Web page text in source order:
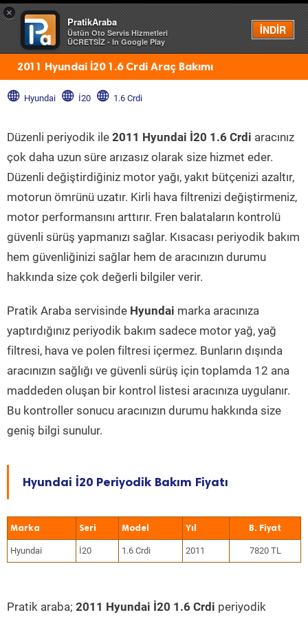
×
PratikAraba
Üstün Oto Servis Hizmetleri
ÜCRETSİZ - In Google Play
İNDİR
Menü
2011 Hyundai İ20 1.6 Crdi Araç Bakımı
Hyundai İ20 1.6 Crdi
Düzenli periyodik ile 2011 Hyundai İ20 1.6 Crdi aracınız
çok daha uzun süre arızasız olarak size hizmet eder.
Düzenli değiştirdiğiniz motor yağı, yakıt bütçenizi azaltır,
motorun ömrünü uzatır. Kirli hava filtrenizi değiştirmeniz,
motor performansını arttırır. Fren balataların kontrolü
güvenli sürüş yapmanızı sağlar. Kısacası periyodik bakım
hem güvenliğinizi sağlar hem de aracınızın durumu
hakkında size çok değerli bilgiler verir.
Pratik Araba servisinde Hyundai marka aracınıza
yaptırdığınız periyodik bakım sadece motor yağ, yağ
filtresi, hava ve polen filtresi içermez. Bunların dışında
aracınızın sağlığı ve güvenli sürüş için toplamda 12 ana
maddeden oluşan bir kontrol listesi aracınıza uygulanır.
Bu kontroller sonucu aracınızın durumu hakkında size
geniş bilgi sunulur.
Hyundai İ20 Periyodik Bakım Fiyatı
Marka Seri Model Yıl
Hyundai İ20 1.6 Crdi 2011 7820 TL
Pratik araba; 2011 Hyundai İ20 1.6 Crdi periyodik